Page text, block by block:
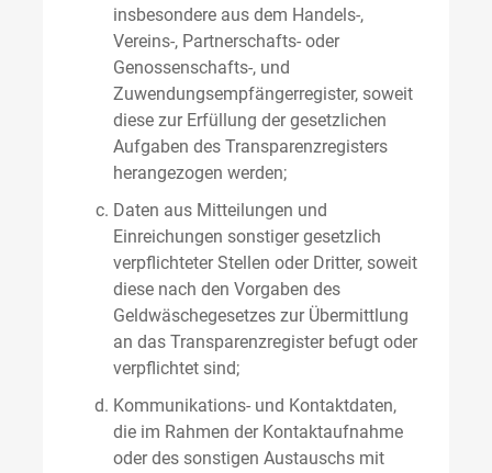
insbesondere aus dem Handels-,
Vereins-, Partnerschafts- oder
Genossenschafts-, und
Zuwendungsempfängerregister, soweit
diese zur Erfüllung der gesetzlichen
Aufgaben des Transparenzregisters
herangezogen werden;
Daten aus Mitteilungen und
Einreichungen sonstiger gesetzlich
verpflichteter Stellen oder Dritter, soweit
diese nach den Vorgaben des
Geldwäschegesetzes zur Übermittlung
an das Transparenzregister befugt oder
verpflichtet sind;
Kommunikations- und Kontaktdaten,
die im Rahmen der Kontaktaufnahme
oder des sonstigen Austauschs mit